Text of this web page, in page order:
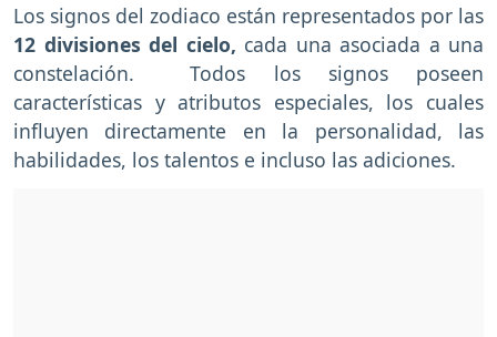
Los signos del zodiaco están representados por las
12 divisiones del cielo, cada una asociada a una
constelación. Todos los signos poseen
características y atributos especiales, los cuales
influyen directamente en la personalidad, las
habilidades, los talentos e incluso las adiciones.